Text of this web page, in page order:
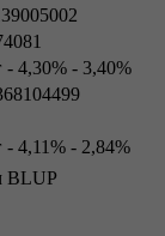
- 4,30% - 3,40%
- 4,11% - 2,84%
BLUP